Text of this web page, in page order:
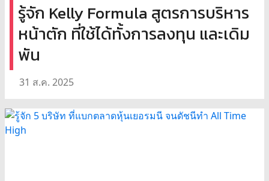
รู้จัก Kelly Formula สูตรการบริหาร
หน้าตัก ที่ใช้ได้ทั้งการลงทุน และเดิม
พัน
31 ส.ค. 2025